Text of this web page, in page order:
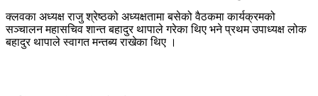
क्लवका अध्यक्ष राजु श्रेष्ठको अध्यक्षतामा बसेको वैठकमा कार्यक्रमको
सञ्चालन महासचिव शान्त बहादुर थापाले गरेका थिए भने प्रथम उपाध्यक्ष लोक
बहादुर थापाले स्वागत मन्तब्य राखेका थिए ।